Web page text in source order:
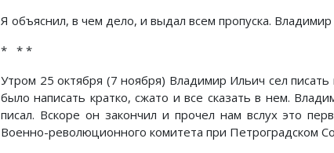
Я объяснил, в чем дело, и выдал всем пропуска.
* * *
Утром 25 октября (7 ноября) Владимир Ильич сел
было написать кратко, сжато и все сказать в нем.
писал. Вскоре он закончил и прочел нам вслух это
Военно-революционного комитета при Петроградском